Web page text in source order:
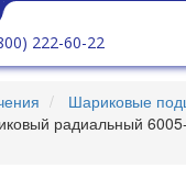
222-60-22
Шариковые
радиальный